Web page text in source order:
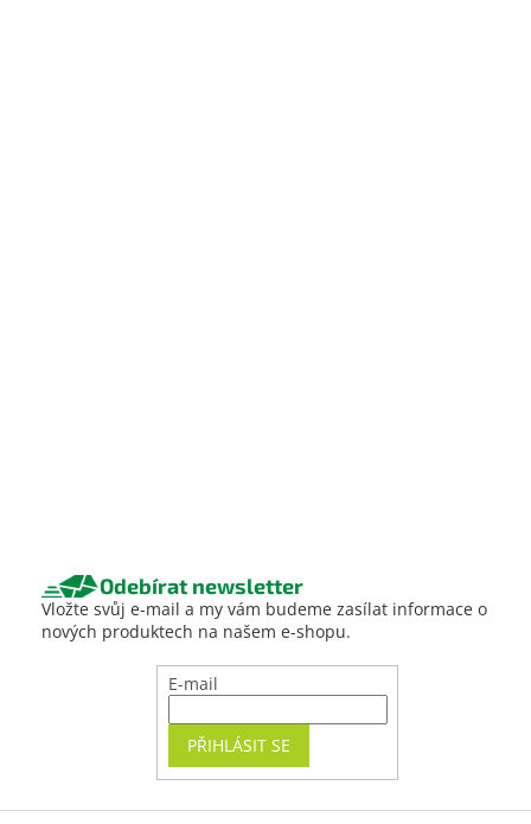
Odebírat newsletter
Vložte svůj e-mail a my vám budeme zasílat informace o
nových produktech na našem e-shopu.
E-mail
PŘIHLÁSIT SE